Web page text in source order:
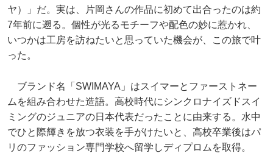
ヤ）」だ。実は、片岡さんの作品に初めて出合ったのは約
7年前に遡る。個性が光るモチーフや配色の妙に惹かれ、
いつかは工房を訪ねたいと思っていた機会が、この旅で叶
った。
ブランド名「SWIMAYA」はスイマーとファーストネー
ムを組み合わせた造語。高校時代にシンクロナイズドスイ
ミングのジュニアの日本代表だったことに由来する。水中
でひと際輝きを放つ衣装を手がけたいと、高校卒業後はパ
リのファッション専門学校へ留学しディプロムを取得。